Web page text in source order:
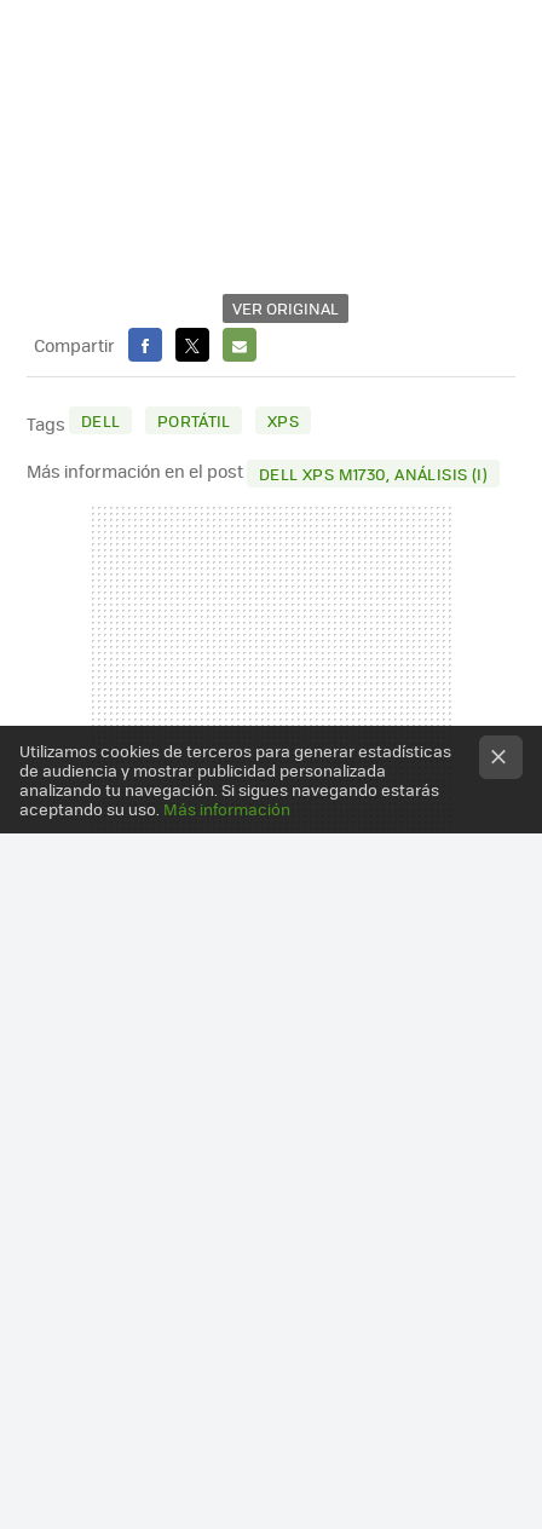
VER ORIGINAL
Compartir
FACEBOOK
X
E-
MAIL
Tags DELL PORTÁTIL XPS
Más información en el post DELL XPS M1730, ANÁLISIS (I)
Utilizamos cookies de terceros para generar estadísticas
de audiencia y mostrar publicidad personalizada
analizando tu navegación. Si sigues navegando estarás
aceptando su uso. Más información